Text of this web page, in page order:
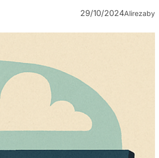
by
Alireza
29/10/2024